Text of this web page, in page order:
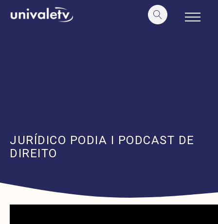
conteúdo
JURÍDICO PODIA I PODCAST DE
DIREITO